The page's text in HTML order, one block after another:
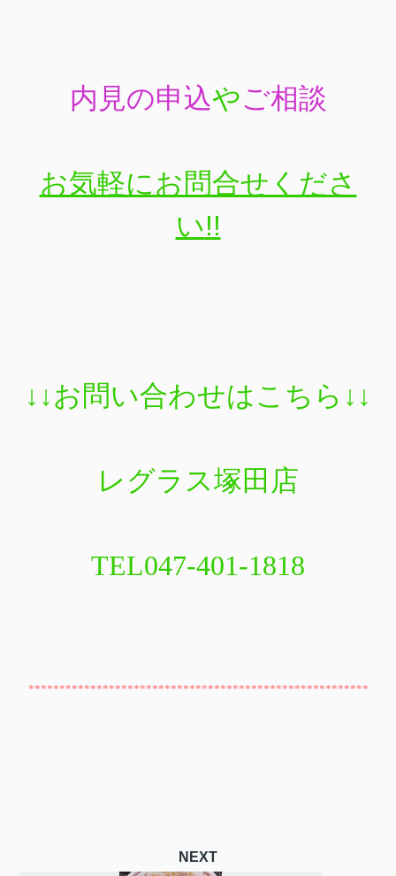
内見の申込やご相談
お気軽にお問合せくださ
い!!
↓↓お問い合わせはこちら↓↓
レグラス塚田店
TEL047-401-1818
*******************************************************
NEXT